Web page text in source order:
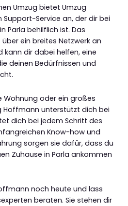
Umzug bietet Umzug
Service an, der dir bei
Parla behilflich ist. Das
ein breites Netzwerk an
kann dir dabei helfen, eine
deinen Bedürfnissen und
Wohnung oder ein großes
Hoffmann unterstützt dich bei
dich bei jedem Schritt des
Know-how und
sorgen sie dafür, dass du
Zuhause in Parla ankommen
noch heute und lass
beraten. Sie stehen dir